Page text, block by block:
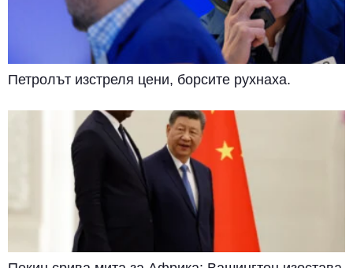
Петролът изстреля цени, борсите рухнаха.